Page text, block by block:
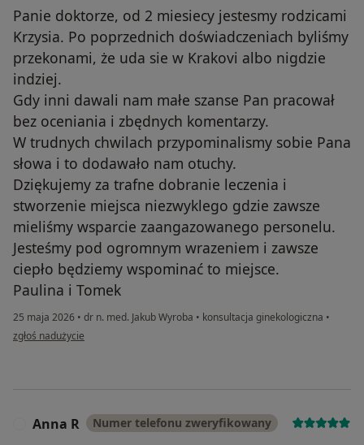
Panie doktorze, od 2 miesiecy jestesmy rodzicami
Krzysia. Po poprzednich doświadczeniach byliśmy
przekonami, że uda sie w Krakovi albo nigdzie
indziej.
Gdy inni dawali nam małe szanse Pan pracował
bez oceniania i zbędnych komentarzy.
W trudnych chwilach przypominalismy sobie Pana
słowa i to dodawało nam otuchy.
Dziękujemy za trafne dobranie leczenia i
stworzenie miejsca niezwyklego gdzie zawsze
mieliśmy wsparcie zaangazowanego personelu.
Jesteśmy pod ogromnym wrazeniem i zawsze
ciepło będziemy wspominać to miejsce.
Paulina i Tomek
25 maja 2026 • dr n. med. Jakub Wyroba • konsultacja ginekologiczna •
w opinii użytkownika Paulina
zgłoś nadużycie
Anna R Numer telefonu zweryfikowany